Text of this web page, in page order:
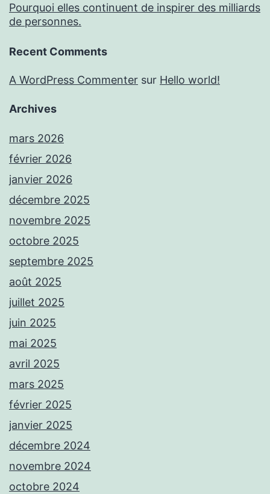
Pourquoi elles continuent de inspirer des milliards
de personnes.
Recent Comments
A WordPress Commenter sur Hello world!
Archives
mars 2026
février 2026
janvier 2026
décembre 2025
novembre 2025
octobre 2025
septembre 2025
août 2025
juillet 2025
juin 2025
mai 2025
avril 2025
mars 2025
février 2025
janvier 2025
décembre 2024
novembre 2024
octobre 2024